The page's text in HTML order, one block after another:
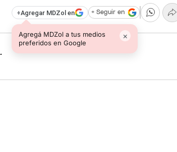
+Agregar MDZol en
Agregá MDZol a tus medios
preferidos en Google
×
+ Seguir en